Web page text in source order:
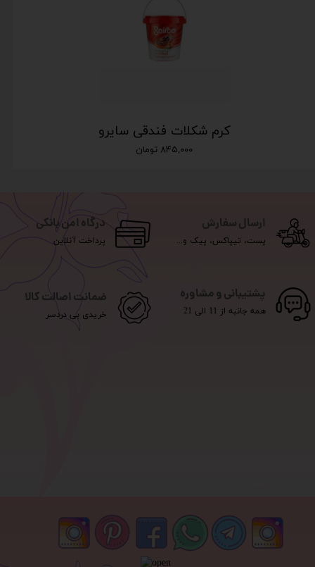
کرم شکلات فندقی سایرو
۸۴۵,۰۰۰ تومان
ارسال سفارش
پست، تیپاکس، پیک و...
درگاه امن بانکی
پرداخت آنلاین
پشتیبانی و مشاوره
همه جانبه از 11 الی 21
ضمانت اصالت کالا
خریدی بی دردسر